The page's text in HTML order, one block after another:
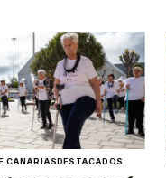
CANARIASDESTACADOS